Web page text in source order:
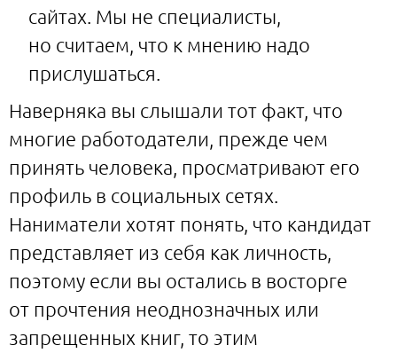
сайтах. Мы не специалисты,
но считаем, что к мнению надо
прислушаться.
Наверняка вы слышали тот факт, что
многие работодатели, прежде чем
принять человека, просматривают его
профиль в социальных сетях.
Наниматели хотят понять, что кандидат
представляет из себя как личность,
поэтому если вы остались в восторге
от прочтения неоднозначных или
запрещенных книг, то этим